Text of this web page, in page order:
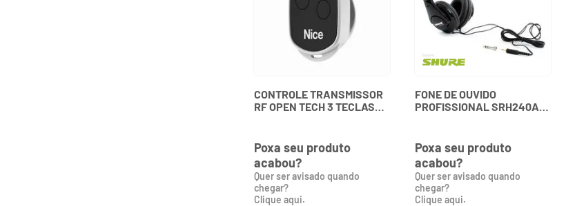
CONTROLE TRANSMISSOR
RF OPEN TECH 3 TECLAS
Poxa seu produto
acabou?
Quer ser avisado quando
chegar?
Clique aqui.
FONE DE OUVIDO
PROFISSIONAL SRH240A
Poxa seu produto
acabou?
Quer ser avisado quando
chegar?
Clique aqui.